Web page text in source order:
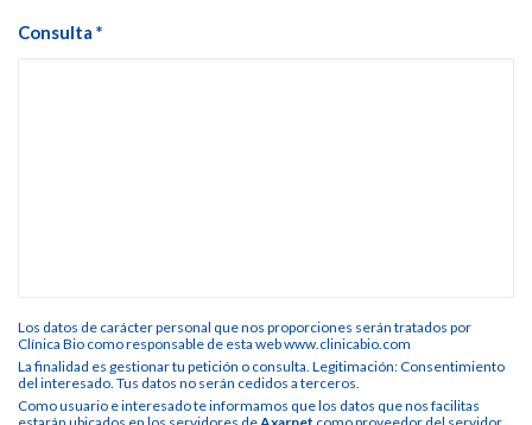
Consulta *
Los datos de carácter personal que nos proporciones serán tratados por
Clínica Bio como responsable de esta web www.clinicabio.com
La finalidad es gestionar tu petición o consulta. Legitimación: Consentimiento
del interesado. Tus datos no serán cedidos a terceros.
Como usuario e interesado te informamos que los datos que nos facilitas